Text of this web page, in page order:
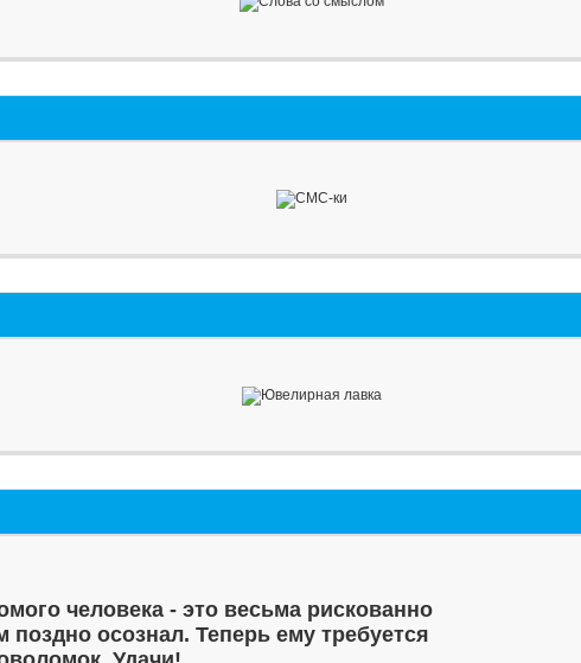
человека - это весьма рискованно
осознал. Теперь ему требуется